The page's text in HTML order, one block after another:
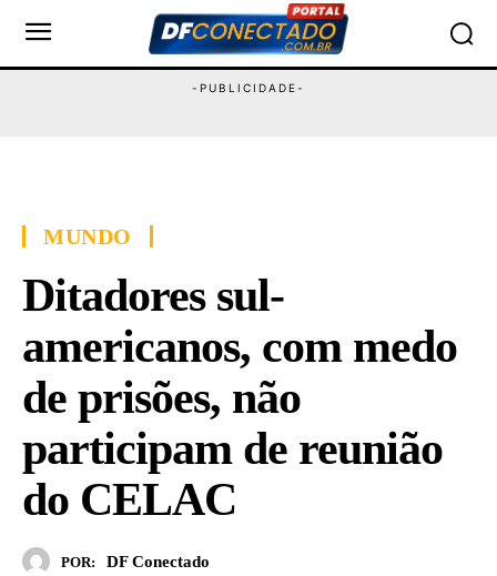
MUNDO
Ditadores sul-
americanos, com medo
de prisões, não
participam de reunião
do CELAC
POR: DF Conectado